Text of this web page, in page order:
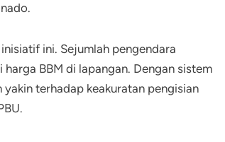
ini. Sejumlah pengendara
BBM di lapangan. Dengan sistem
terhadap keakuratan pengisian